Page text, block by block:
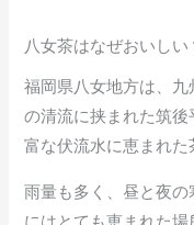
八女茶はなぜおいしい
福岡県八女地方は、九
の清流に挟まれた筑
富な伏流水に恵まれた
雨量も多く、昼と夜